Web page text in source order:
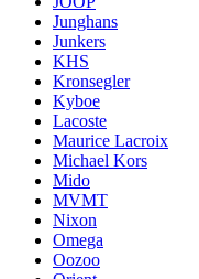
Junghans
Junkers
KHS
Kronsegler
Kyboe
Lacoste
Maurice Lacroix
Michael Kors
Mido
MVMT
Nixon
Omega
Oozoo